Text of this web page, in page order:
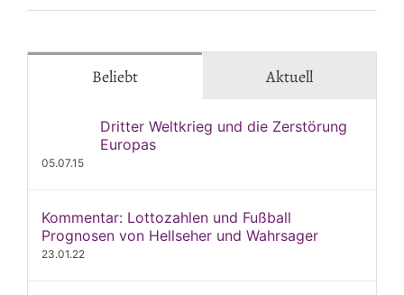
Beliebt Aktuell
Dritter Weltkrieg und die Zerstörung
Europas
05.07.15
Kommentar: Lottozahlen und Fußball
Prognosen von Hellseher und Wahrsager
23.01.22